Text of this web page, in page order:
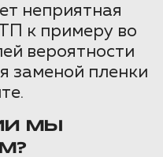
неприятная
к примеру во
вероятности
заменой пленки
МЫ